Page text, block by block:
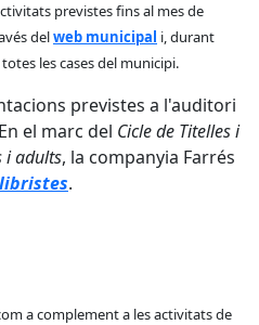
previstes fins al mes de
delweb municipal i, durant
les cases del municipi.
previstes a l'auditori
el marc del Cicle de Titelles i
i adults, la companyia Farrés
.
a complement a les activitats de